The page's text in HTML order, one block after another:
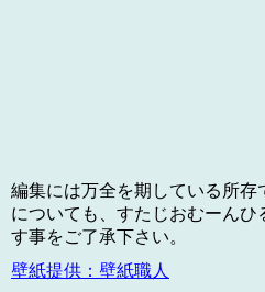
編集には万全を期している所存
についても、すたじおむーんひ
す事をご了承下さい。
壁紙提供：壁紙職人